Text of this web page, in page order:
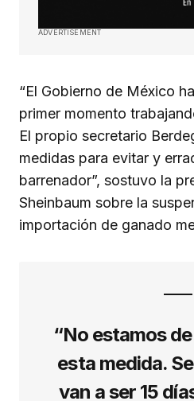
ADVERTISEMENT
“El Gobierno de México
primer momento
El propio secretario
medidas para evitar y
barrenador”, sostuvo la
Sheinbaum sobre la
importación de ganado
“No estamos
esta medida.
van a ser 15